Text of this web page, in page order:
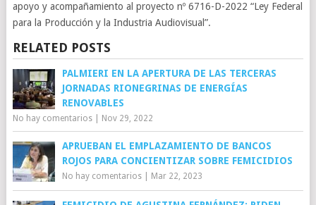
apoyo y acompañamiento al proyecto nº 6716-D-2022 “Ley Federal
para la Producción y la Industria Audiovisual”.
RELATED POSTS
PALMIERI EN LA APERTURA DE LAS TERCERAS
JORNADAS RIONEGRINAS DE ENERGÍAS
RENOVABLES
No hay comentarios| Nov 29, 2022
APRUEBAN EL EMPLAZAMIENTO DE BANCOS
ROJOS PARA CONCIENTIZAR SOBRE FEMICIDIOS
No hay comentarios| Mar 22, 2023